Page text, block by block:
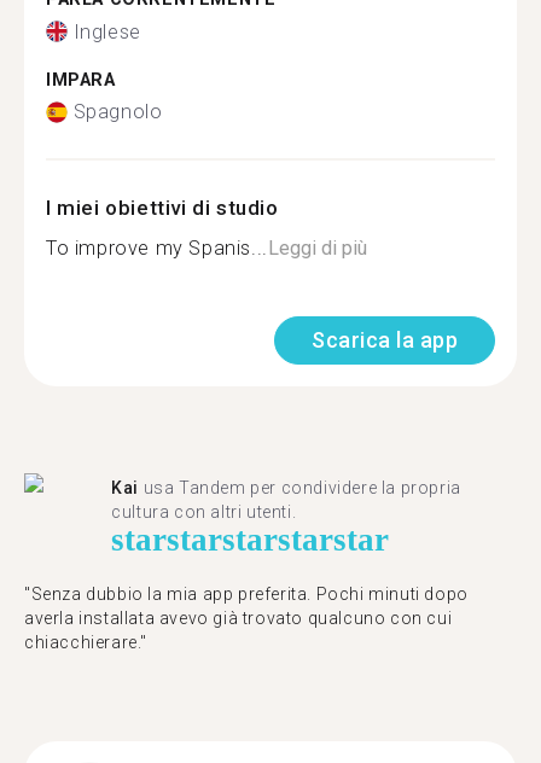
Inglese
IMPARA
Spagnolo
I miei obiettivi di studio
To improve my Spanis...Leggi di più
Scarica la app
Kai usa Tandem per condividere la propria
cultura con altri utenti.
starstarstarstarstar
"Senza dubbio la mia app preferita. Pochi minuti dopo
averla installata avevo già trovato qualcuno con cui
chiacchierare."